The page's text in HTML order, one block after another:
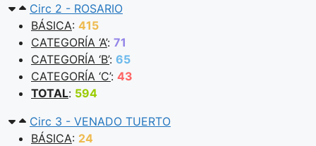
Circ 2 - ROSARIO
BÁSICA: 415
CATEGORÍA ‘A’: 71
CATEGORÍA ‘B’: 65
CATEGORÍA ‘C’: 43
TOTAL: 594
Circ 3 - VENADO TUERTO
BÁSICA: 24